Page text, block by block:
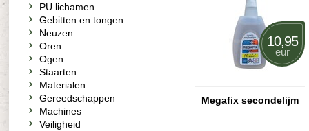
10,95
eur
Megafix secondelijm
PU lichamen
Gebitten en tongen
Neuzen
Oren
Ogen
Staarten
Materialen
Gereedschappen
Machines
Veiligheid